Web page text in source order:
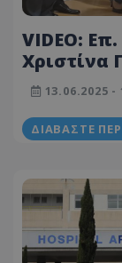
VIDEO:
Χριστίνα
προσφορά
του τόπου
13.06.2025 -
ΔΙΑΒΆΣΤΕ